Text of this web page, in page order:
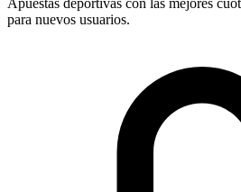
Apuestas deportivas con las mejores
para nuevos usuarios.